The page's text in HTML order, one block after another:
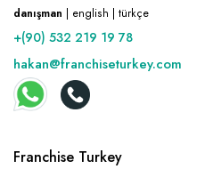
danışman | english | türkçe
+(90) 532 219 19 78
hakan@franchiseturkey.com
Franchise Turkey